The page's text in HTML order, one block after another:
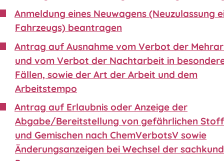
Anmeldung eines Neuwagens (Neuzulassung
Fahrzeugs) beantragen
Antrag auf Ausnahme vom Verbot der
und vom Verbot der Nachtarbeit in
Fällen, sowie der Art der Arbeit und dem
Arbeitstempo
Antrag auf Erlaubnis oder Anzeige der
Abgabe/Bereitstellung von gefährlichen
und Gemischen nach ChemVerbotsV sowie
Änderungsanzeigen bei Wechsel der